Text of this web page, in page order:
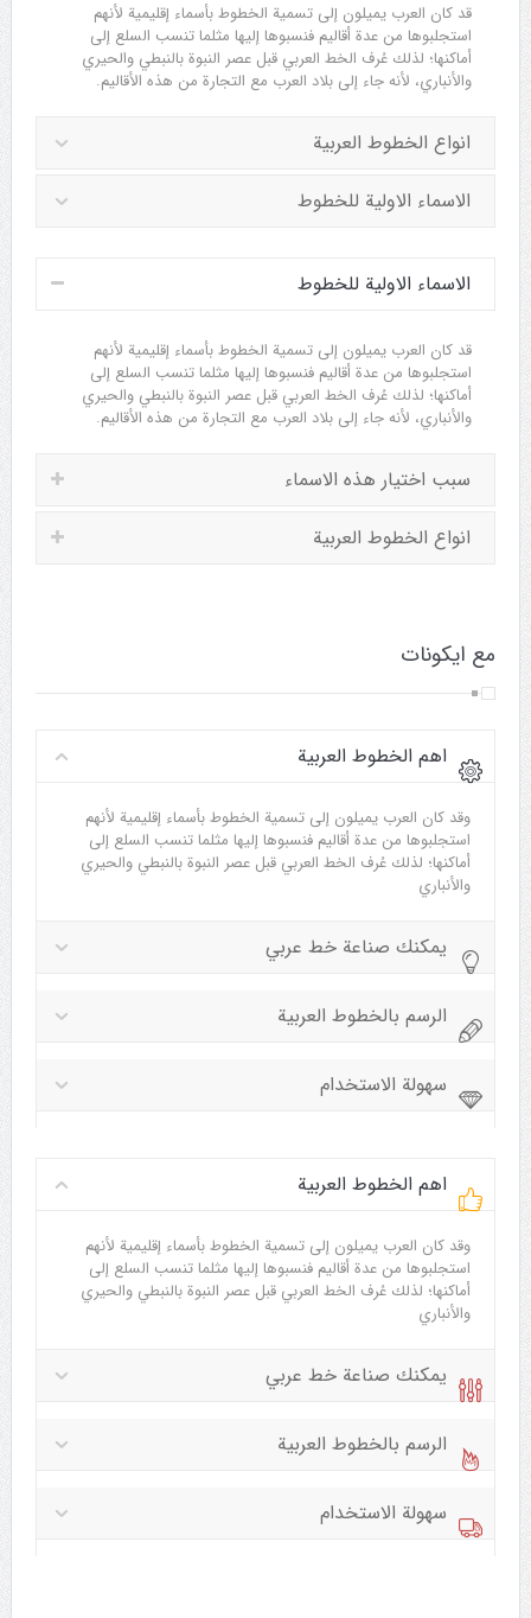
قد كان العرب يميلون إلى تسمية الخطوط بأسماء إقليمية لأنهم
استجلبوها من عدة أقاليم فنسبوها إليها مثلما تنسب السلع إلى
أماكنها؛ لذلك عُرف الخط العربي قبل عصر النبوة بالنبطي والحيري
والأنباري، لأنه جاء إلى بلاد العرب مع التجارة من هذه الأقاليم.
انواع الخطوط العربية
الاسماء الاولية للخطوط
الاسماء الاولية للخطوط
قد كان العرب يميلون إلى تسمية الخطوط بأسماء إقليمية لأنهم
استجلبوها من عدة أقاليم فنسبوها إليها مثلما تنسب السلع إلى
أماكنها؛ لذلك عُرف الخط العربي قبل عصر النبوة بالنبطي والحيري
والأنباري، لأنه جاء إلى بلاد العرب مع التجارة من هذه الأقاليم.
سبب اختيار هذه الاسماء
انواع الخطوط العربية
مع ايكونات
اهم الخطوط العربية
وقد كان العرب يميلون إلى تسمية الخطوط بأسماء إقليمية لأنهم
استجلبوها من عدة أقاليم فنسبوها إليها مثلما تنسب السلع إلى
أماكنها؛ لذلك عُرف الخط العربي قبل عصر النبوة بالنبطي والحيري
والأنباري
يمكنك صناعة خط عربي
الرسم بالخطوط العربية
سهولة الاستخدام
اهم الخطوط العربية
وقد كان العرب يميلون إلى تسمية الخطوط بأسماء إقليمية لأنهم
استجلبوها من عدة أقاليم فنسبوها إليها مثلما تنسب السلع إلى
أماكنها؛ لذلك عُرف الخط العربي قبل عصر النبوة بالنبطي والحيري
والأنباري
يمكنك صناعة خط عربي
الرسم بالخطوط العربية
سهولة الاستخدام